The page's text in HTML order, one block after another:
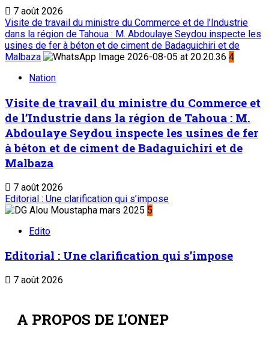
7 août 2026
Visite de travail du ministre du Commerce et de l’Industrie
dans la région de Tahoua : M. Abdoulaye Seydou inspecte les
usines de fer à béton et de ciment de Badaguichiri et de
Malbaza
4
Nation
Visite de travail du ministre du Commerce et
de l’Industrie dans la région de Tahoua : M.
Abdoulaye Seydou inspecte les usines de fer
à béton et de ciment de Badaguichiri et de
Malbaza
7 août 2026
Editorial : Une clarification qui s’impose
5
Edito
Editorial : Une clarification qui s’impose
7 août 2026
A PROPOS DE L'ONEP